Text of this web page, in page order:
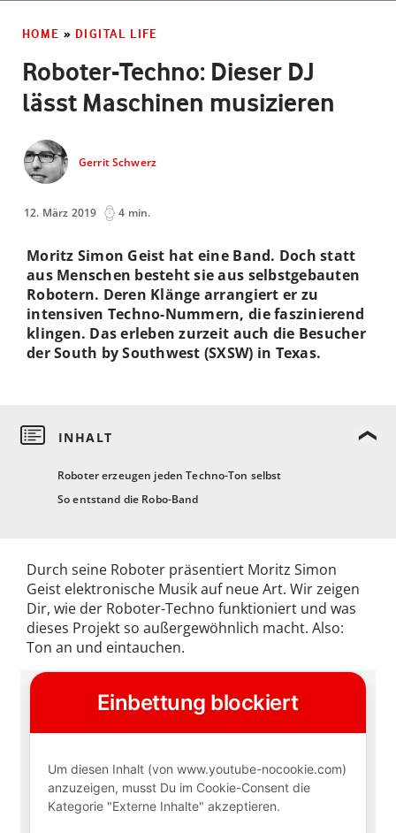
HOME » DIGITAL LIFE
Roboter-Techno: Dieser DJ
lässt Maschinen musizieren
Gerrit Schwerz
12. März 2019 4 min.
Roboter erzeugen jeden Techno-Ton selbst
So entstand die Robo-Band
Moritz Simon Geist hat eine Band. Doch statt
aus Menschen besteht sie aus selbstgebauten
Robotern. Deren Klänge arrangiert er zu
intensiven Techno-Nummern, die faszinierend
klingen. Das erleben zurzeit auch die Besucher
der South by Southwest (SXSW) in Texas.
Durch seine Roboter präsentiert Moritz Simon
Geist elektronische Musik auf neue Art. Wir zeigen
Dir, wie der Roboter-Techno funktioniert und was
dieses Projekt so außergewöhnlich macht. Also:
Ton an und eintauchen.